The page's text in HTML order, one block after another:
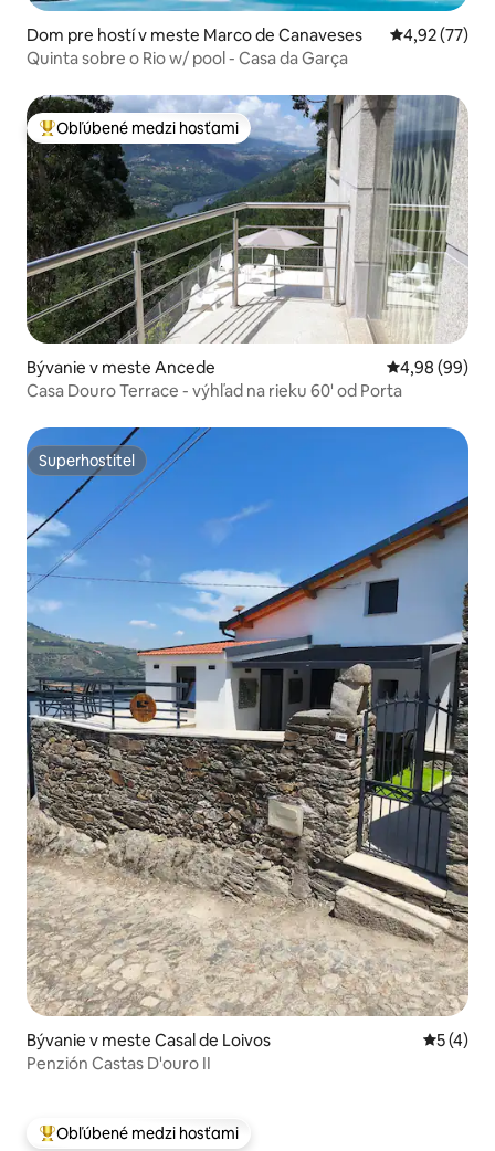
Dom pre hostí v meste Marco de Canaveses Priemerné
4,92 (77)
Quinta sobre o Rio w/ pool - Casa da Garça
Najobľúbenejšie medzi hosťami
Obľúbené medzi hosťami
Bývanie v meste Ancede Priemerné
4,98 (99)
Casa Douro Terrace - výhľad na rieku 60' od Porta
Superhostiteľ
Superhostiteľ
Bývanie v meste Casal de Loivos
5 (4)
Penzión Castas D'ouro II
Najobľúbenejšie medzi hosťami
Obľúbené medzi hosťami